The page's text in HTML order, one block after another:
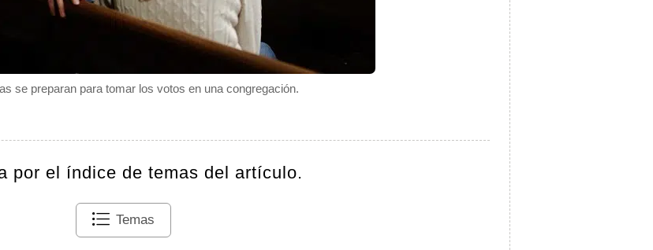
se preparan para tomar los votos en una congregación.
por el índice de temas del artículo.
Temas